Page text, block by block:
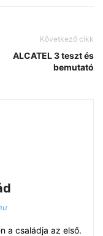
Következő cikk
ALCATEL 3 teszt és
bemutató
a családja az első.